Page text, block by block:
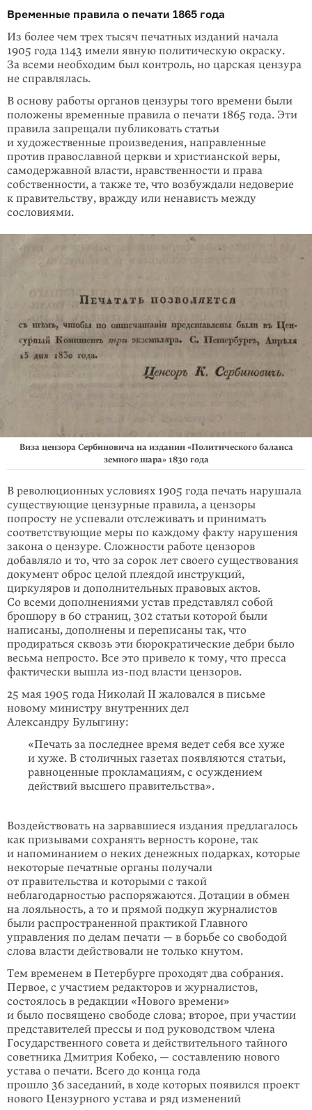
Временные правила о печати 1865 года
Из более чем трех тысяч печатных изданий начала
1905 года 1143 имели явную политическую окраску.
За всеми необходим был контроль, но царская цензура
не справлялась.
В основу работы органов цензуры того времени были
положены временные правила о печати 1865 года. Эти
правила запрещали публиковать статьи
и художественные произведения, направленные
против православной церкви и христианской веры,
самодержавной власти, нравственности и права
собственности, а также те, что возбуждали недоверие
к правительству, вражду или ненависть между
сословиями.
Виза цензора Сербиновича на издании «Политического баланса
земного шара» 1830 года
В революционных условиях 1905 года печать нарушала
существующие цензурные правила, а цензоры
попросту не успевали отслеживать и принимать
соответствующие меры по каждому факту нарушения
закона о цензуре. Сложности работе цензоров
добавляло и то, что за сорок лет своего существования
документ оброс целой плеядой инструкций,
циркуляров и дополнительных правовых актов.
Со всеми дополнениями устав представлял собой
брошюру в 60 страниц, 302 статьи которой были
написаны, дополнены и переписаны так, что
продираться сквозь эти бюрократические дебри было
весьма непросто. Все это привело к тому, что пресса
фактически вышла из-под власти цензоров.
25 мая 1905 года Николай II жаловался в письме
новому министру внутренних дел
Александру Булыгину:
«Печать за последнее время ведет себя все хуже
и хуже. В столичных газетах появляются статьи,
равноценные прокламациям, с осуждением
действий высшего правительства».
Воздействовать на зарвавшиеся издания предлагалось
как призывами сохранять верность короне, так
и напоминанием о неких денежных подарках, которые
некоторые печатные органы получали
от правительства и которыми с такой
неблагодарностью распоряжаются. Дотации в обмен
на лояльность, а то и прямой подкуп журналистов
были распространенной практикой Главного
управления по делам печати — в борьбе со свободой
слова власти действовали не только кнутом.
Тем временем в Петербурге проходят два собрания.
Первое, с участием редакторов и журналистов,
состоялось в редакции «Нового времени»
и было посвящено свободе слова; второе, при участии
представителей прессы и под руководством члена
Государственного совета и действительного тайного
советника Дмитрия Кобеко, — составлению нового
устава о печати. Всего до конца года
прошло 36 заседаний, в ходе которых появился проект
нового Цензурного устава и ряд изменений